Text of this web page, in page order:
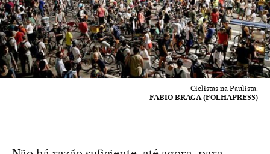
Ciclistas na Paulista.
FABIO BRAGA (FOLHAPRESS)